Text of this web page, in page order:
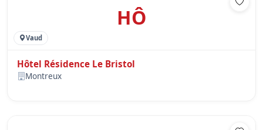
HÔ
Vaud
Hôtel Résidence Le Bristol
Montreux